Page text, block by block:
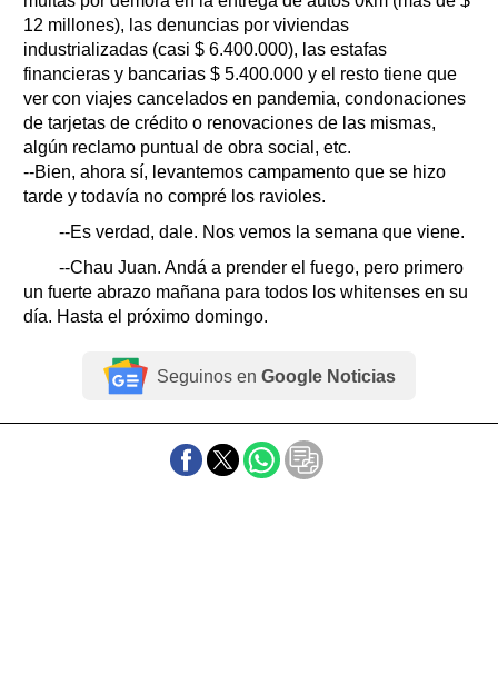
12 millones), las denuncias por viviendas
industrializadas (casi $ 6.400.000), las estafas
financieras y bancarias $ 5.400.000 y el resto tiene que
ver con viajes cancelados en pandemia, condonaciones
de tarjetas de crédito o renovaciones de las mismas,
algún reclamo puntual de obra social, etc.
--Bien, ahora sí, levantemos campamento que se hizo
tarde y todavía no compré los ravioles.
--Es verdad, dale. Nos vemos la semana que viene.
--Chau Juan. Andá a prender el fuego, pero primero
un fuerte abrazo mañana para todos los whitenses en su
día. Hasta el próximo domingo.
Seguinos en Google Noticias